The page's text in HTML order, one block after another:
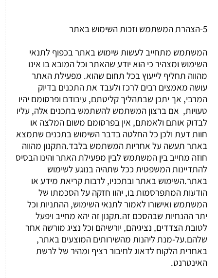
5-הצהרת המשתמש וזכות השימוש באתר
המשתמש מתחייב לעשות שימוש באתר בכפוף לתנאי
השימוש ומצהיר כי הוא יודע שהאתר וכל המובא בו אינו
מהווה תחליף לייעוץ בכל תחום שהוא. מפעילת האתר
עושה מאמצים רבים לרכז ולעבד את התכנים בדיוק
המרבי, אך יתכן שבתהליך קליטתם, עיבודם ופרסומם יהיו
טעויות, אם ברצון המשתמש להשתמש בתכנים אלה, עליו
לבדוק אותם ולאמתם, אין בפרסומם משום המלצה או
חוות דעת ולכן כל החלטה בדבר השימוש בתכנים שתמצא
באתר תעשה על אחריות המשתמש בלבד.התקנון מהווה
חוזה מחייב בין המשתמש לבין מפעילת האתר והינו הבסיס
להתדיינות המשפטית ככל שתהיה בנוגע לשימוש
באתר.השימוש באתר ובתכניו, לרבות קריאת מידע או
הודעות המתפרסמות בו, יהוו חזקה על הסכמתו של
המשתמש ואישורו לאמור לתנאי השימוש, ההתניות וכל
יתר ההנחיות שבהסכם זה.תקנון זה יהא מחייב ויפעל
לטובת הצדדים, נציגיהם, יורשיהם וכל נציג מורשה אחר
שלהם.על-מנת ליהנות מהשירותים המוצעים באתר,
באחרית הלקוח לדאוג לחיבור רציף ומהיר של לרשת
האינטרנט.